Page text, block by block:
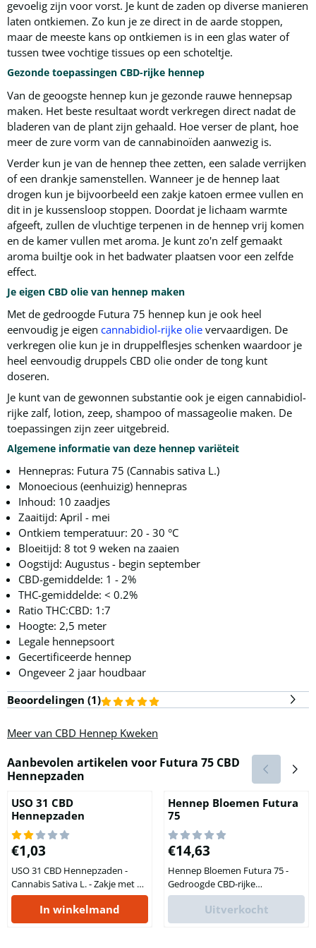
gevoelig zijn voor vorst. Je kunt de zaden op diverse manieren
laten ontkiemen. Zo kun je ze direct in de aarde stoppen,
maar de meeste kans op ontkiemen is in een glas water of
tussen twee vochtige tissues op een schoteltje.
Gezonde toepassingen CBD-rijke hennep
Van de geoogste hennep kun je gezonde rauwe hennepsap
maken. Het beste resultaat wordt verkregen direct nadat de
bladeren van de plant zijn gehaald. Hoe verser de plant, hoe
meer de zure vorm van de cannabinoïden aanwezig is.
Verder kun je van de hennep thee zetten, een salade verrijken
of een drankje samenstellen. Wanneer je de hennep laat
drogen kun je bijvoorbeeld een zakje katoen ermee vullen en
dit in je kussensloop stoppen. Doordat je lichaam warmte
afgeeft, zullen de vluchtige terpenen in de hennep vrij komen
en de kamer vullen met aroma. Je kunt zo'n zelf gemaakt
aroma builtje ook in het badwater plaatsen voor een zelfde
effect.
Je eigen CBD olie van hennep maken
Met de gedroogde Futura 75 hennep kun je ook heel
eenvoudig je eigen cannabidiol-rijke olie vervaardigen. De
verkregen olie kun je in druppelflesjes schenken waardoor je
heel eenvoudig druppels CBD olie onder de tong kunt
doseren.
Je kunt van de gewonnen substantie ook je eigen cannabidiol-
rijke zalf, lotion, zeep, shampoo of massageolie maken. De
toepassingen zijn zeer uitgebreid.
Algemene informatie van deze hennep variëteit
Hennepras: Futura 75 (Cannabis sativa L.)
Monoecious (eenhuizig) hennepras
Inhoud: 10 zaadjes
Zaaitijd: April - mei
Ontkiem temperatuur: 20 - 30 °C
Bloeitijd: 8 tot 9 weken na zaaien
Oogstijd: Augustus - begin september
CBD-gemiddelde: 1 - 2%
THC-gemiddelde: < 0.2%
Ratio THC:CBD: 1:7
Hoogte: 2,5 meter
Legale hennepsoort
Gecertificeerde hennep
Ongeveer 2 jaar houdbaar
Beoordelingen (1)
Meer van CBD Hennep Kweken
Aanbevolen artikelen voor Futura 75 CBD
Hennepzaden
USO 31 CBD
Hennepzaden
Prijs: 1,03
€1,03
USO 31 CBD Hennepzaden -
Cannabis Sativa L. - Zakje met 10
Zaden Kweek nu zelf CBD-
bevattende hennepplanten uit
zaad! Hennep is een eeuwenoud
In winkelmand
Hennep Bloemen Futura
75
Prijs: 14,63
€14,63
Hennep Bloemen Futura 75 -
Gedroogde CBD-rijke
bloemtoppen van
hennepplanten! Op zoek naar
een bijzondere plant met een
Uitverkocht